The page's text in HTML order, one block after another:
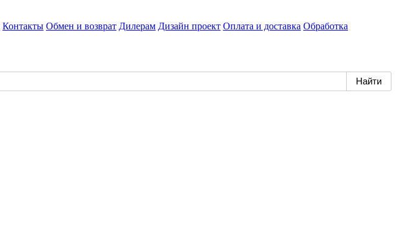
Контакты Обмен и возврат Дилерам Дизайн проект Оплата и доставка Обработка